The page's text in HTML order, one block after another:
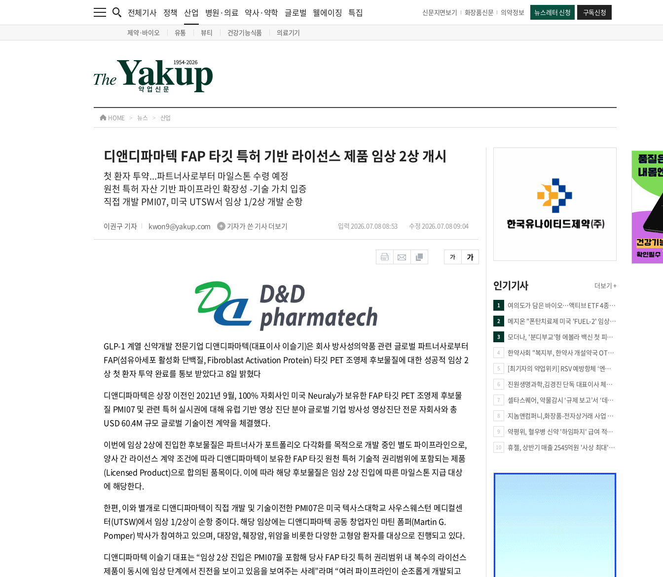
전체기사 정책 산업
제약·바이오 유통 뷰티 건강기능식품 의료기기
병원·의료 약사·약학 글로벌 웰에이징 특집 신문지면보기 화장품신문 의약정보 뉴스레터 신청 구독신청
HOME > 뉴스 > 산업
디앤디파마텍 FAP 타깃 특허 기반 라이선스 제품 임상 2상 개시
첫 환자 투약...파트너사로부터 마일스톤 수령 예정
원천 특허 자산 기반 파이프라인 확장성 -기술 가치 입증
직접 개발 PMI07, 미국 UTSW서 임상 1/2상 개발 순항
이권구 기자 kwon9@yakup.com 기자가 쓴 기사 더보기 입력 2026.07.08 08:53 수정 2026.07.08 09:04
GLP-1 계열 신약개발 전문기업 디앤디파마텍(대표이사 이슬기)은 회사 방사성의약품 관련 글로벌 파트너사로부터
FAP(섬유아세포 활성화 단백질, Fibroblast Activation Protein) 타깃 PET 조영제 후보물질에 대한 성공적 임상 2
상 첫 환자 투약 완료를 통보 받았다고 8일 밝혔다
디앤디파마텍은 상장 이전인 2021년 9월, 100% 자회사인 미국 Neuraly가 보유한 FAP 타깃 PET 조영제 후보물
질 PMI07 및 관련 특허 실시권에 대해 유럽 기반 영상 진단 분야 글로벌 기업 방사성 영상진단 전문 자회사와 총
USD 60.4M 규모 글로벌 기술이전 계약을 체결했다.
이번에 임상 2상에 진입한 후보물질은 파트너사가 포트폴리오 다각화를 목적으로 개발 중인 별도 파이프라인으로,
양사 간 라이선스 계약 조건에 따라 디앤디파마텍이 보유한 FAP 타깃 원천 특허 기술적 권리범위에 포함되는 제품
(Licensed Product)으로 합의된 품목이다. 이에 따라 해당 후보물질은 임상 2상 진입에 따른 마일스톤 지급 대상
에 해당한다.
한편, 이와 별개로 디앤디파마텍이 직접 개발 및 기술이전한 PMI07은 미국 텍사스대학교 사우스웨스턴 메디컬센
터(UTSW)에서 임상 1/2상이 순항 중이다. 해당 임상에는 디앤디파마텍 공동 창업자인 마틴 폼퍼(Martin G.
Pomper) 박사가 참여하고 있으며, 대장암, 췌장암, 위암을 비롯한 다양한 고형암 환자를 대상으로 진행되고 있다.
디앤디파마텍 이슬기 대표는 “임상 2상 진입은 PMI07을 포함해 당사 FAP 타깃 특허 권리범위 내 복수의 라이선스
제품이 동시에 임상 단계에서 진전을 보이고 있음을 보여주는 사례”라며 “여러 파이프라인이 순조롭게 개발되고
인기기사 더보기 +
1 여의도가 담은 바이오…액티브 ETF 4종의 선택은
2 메지온 "폰탄치료제 미국 'FUEL-2' 임상 프로토콜 영국 승인"
3 모더나, '분디부교'형 에볼라 백신 첫 피험자 접종
4 한약사회 "복지부, 한약사 개설약국 OTC 공급 방해 더는 방관 말아야"
5 [최기자의 약업위키] RSV 예방항체 ‘엔플론시아’
6 진원생명과학,김경진 단독 대표이사 체제 돌입
7 셀타스퀘어, 약물감시 ‘규제 보고’서 ‘데이터 의사결정’으로 "PVX 전환 요구 커진다"
8 지놈앤컴퍼니,화장품-전자상거래 사업 진출
9 약평위, 혈우병 신약 '하임파지' 급여 적정성 인정…조건부 통과
10 휴젤, 상반기 매출 2545억원 '사상 최대'…미국 투자 속 성장세 지속